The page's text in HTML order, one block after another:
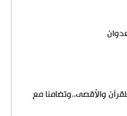
والأقصى..وتضامنا مع